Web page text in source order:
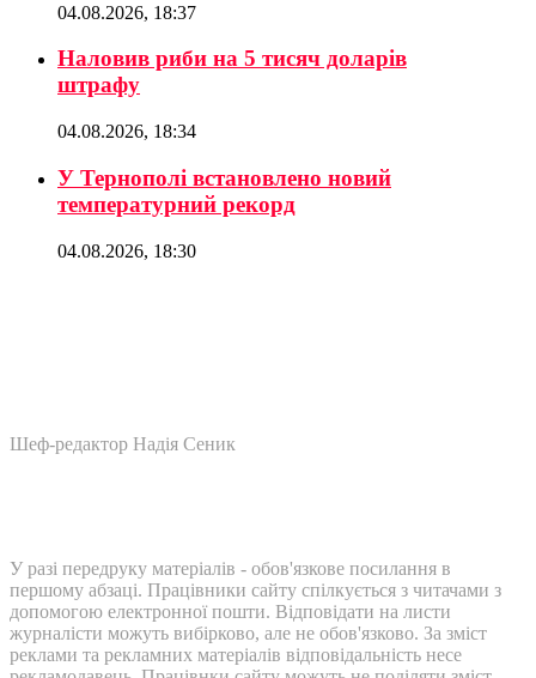
04.08.2026, 18:37
Наловив риби на 5 тисяч доларів
штрафу
04.08.2026, 18:34
У Тернополі встановлено новий
температурний рекорд
04.08.2026, 18:30
Шеф-редактор Надія Сеник
У разі передруку матеріалів - обов'язкове посилання в
першому абзаці. Працівники сайту спілкується з читачами з
допомогою електронної пошти. Відповідати на листи
журналісти можуть вибірково, але не обов'язково. За зміст
реклами та рекламних матеріалів відповідальність несе